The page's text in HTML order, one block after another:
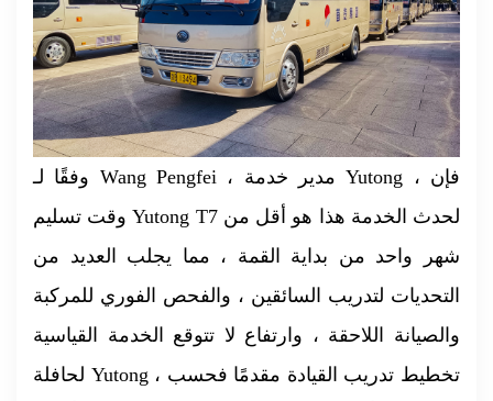
وفقًا لـ Wang Pengfei ، مدير خدمة Yutong ، فإن
وقت تسليم Yutong T7 لحدث الخدمة هذا هو أقل من
شهر واحد من بداية القمة ، مما يجلب العديد من
التحديات لتدريب السائقين ، والفحص الفوري للمركبة
والصيانة اللاحقة ، وارتفاع لا تتوقع الخدمة القياسية
لحافلة Yutong تخطيط تدريب القيادة مقدمًا فحسب ،